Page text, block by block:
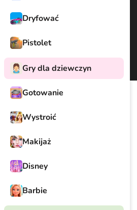
Dryfować
Pistolet
Gry dla dziewczyn
Gotowanie
Wystroić
Makijaż
Disney
Barbie